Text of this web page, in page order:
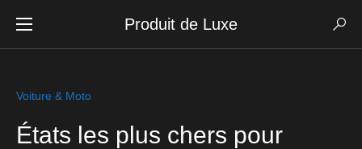
Produit de Luxe
Voiture & Moto
États les plus chers pour